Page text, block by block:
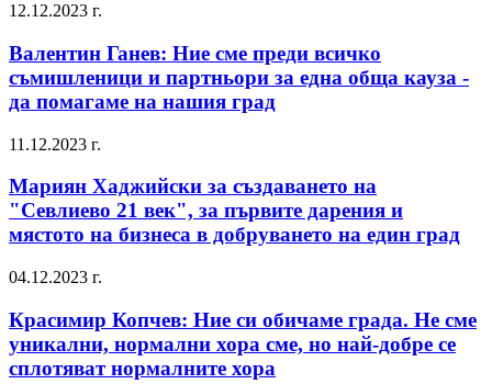
12.12.2023 г.
Валентин Ганев: Ние сме преди всичко
съмишленици и партньори за една обща кауза -
да помагаме на нашия град
11.12.2023 г.
Мариян Хаджийски за създаването на
"Севлиево 21 век", за първите дарения и
мястото на бизнеса в добруването на един град
04.12.2023 г.
Красимир Копчев: Ние си обичаме града. Не сме
уникални, нормални хора сме, но най-добре се
сплотяват нормалните хора